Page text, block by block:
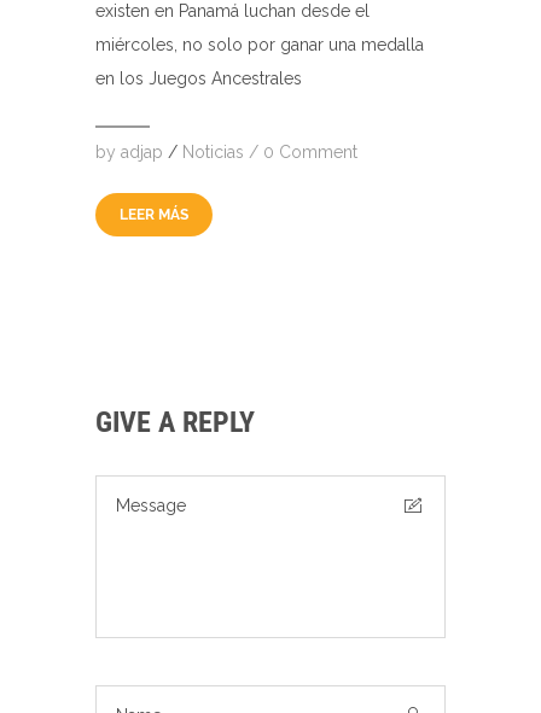
existen en Panamá luchan desde el
miércoles, no solo por ganar una medalla
en los Juegos Ancestrales
by adjap / Noticias / 0 Comment
LEER MÁS
GIVE A REPLY